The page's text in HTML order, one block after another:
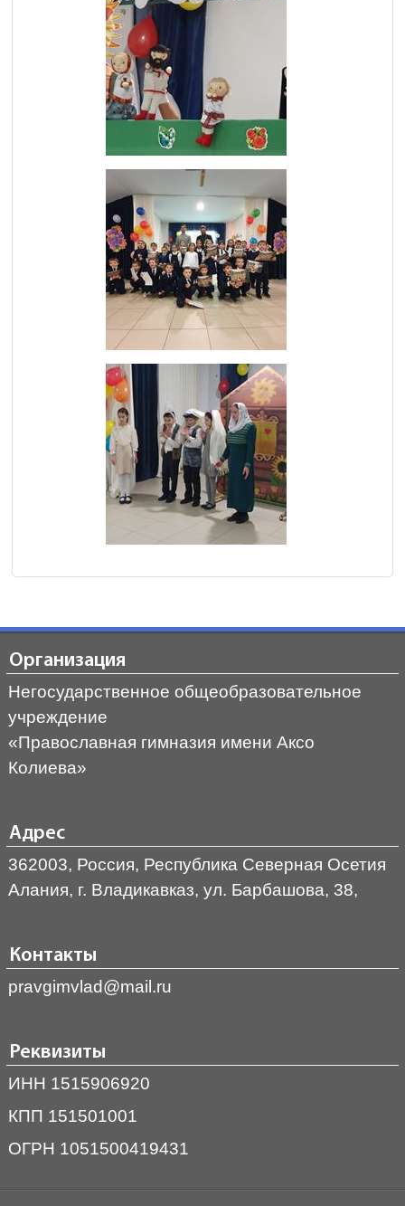
Организация
Негосударственное общеобразовательное
учреждение
«Православная гимназия имени Аксо
Колиева»
Адрес
362003, Россия, Республика Северная Осетия
Алания, г. Владикавказ, ул. Барбашова, 38,
Контакты
pravgimvlad@mail.ru
Реквизиты
ИНН 1515906920
КПП 151501001
ОГРН 1051500419431